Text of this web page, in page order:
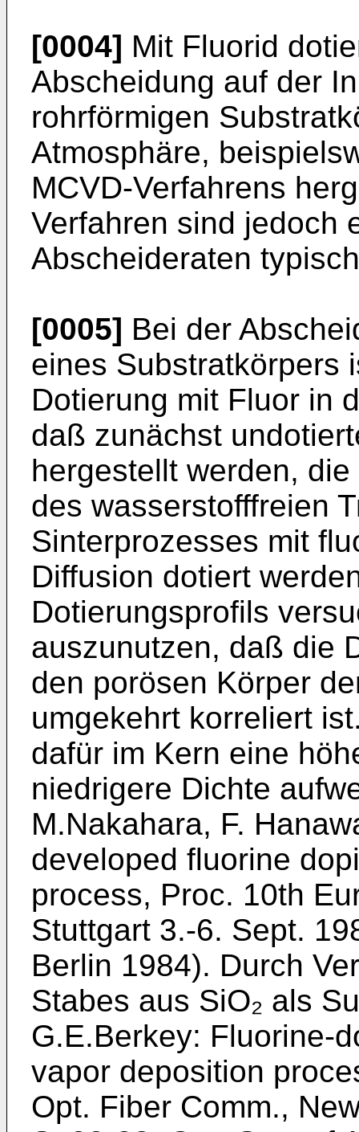
[0004] Mit Fluorid
Abscheidung auf der
rohrförmigen
Atmosphäre,
MCVD-Verfahrens
Verfahren sind jedoch
Abscheideraten
[0005] Bei der
eines Substratkörpers
Dotierung mit Fluor in
daß zunächst
hergestellt werden,
des wasserstofffreien
Sinterprozesses mit
Diffusion dotiert
Dotierungsprofils
auszunutzen, daß die
den porösen Körper
umgekehrt korreliert
dafür im Kern eine
niedrigere Dichte
M.Nakahara, F.
developed fluorine
process, Proc. 10th
Stuttgart 3.-6. Sept.
Berlin 1984). Durch
Stabes aus SiO₂ als
G.E.Berkey: Fluorine-
vapor deposition
Opt. Fiber Comm.,